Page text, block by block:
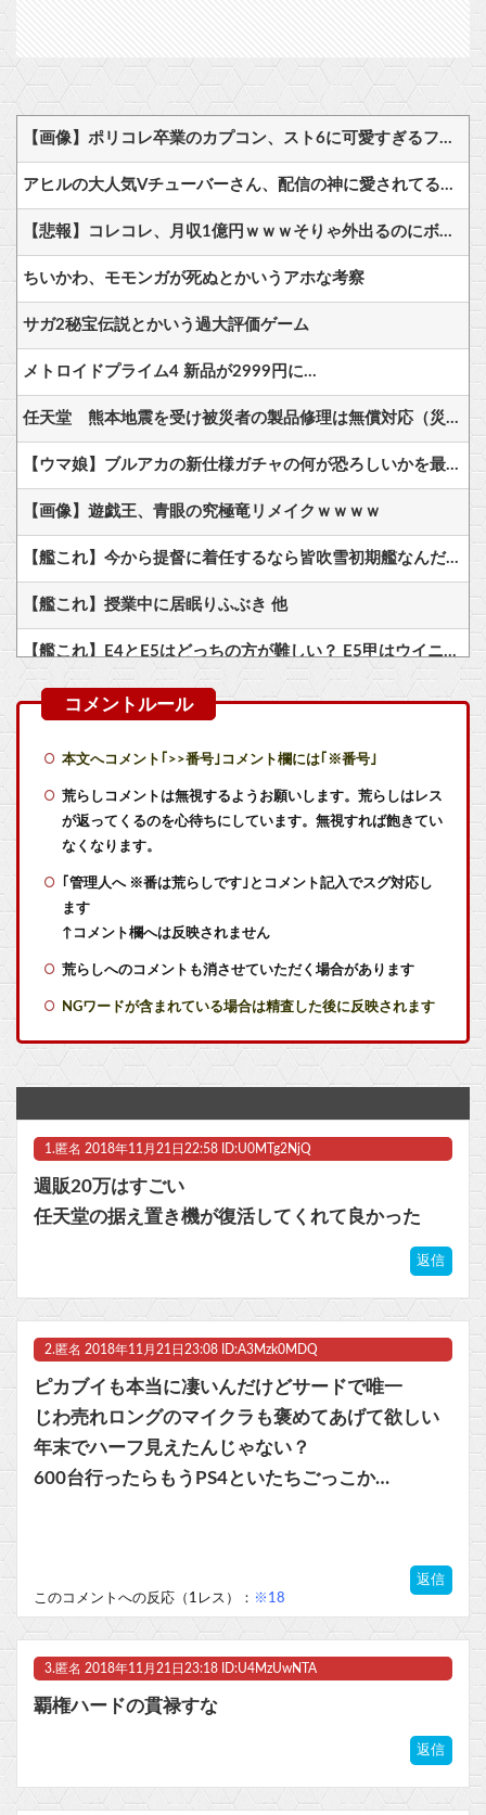
【画像】ポリコレ卒業のカプコン、スト6に可愛すぎるフィリピン人キャラ実装！
アヒルの大人気Vチューバーさん、配信の神に愛されてるとしか思えない確率の偏りｗ
【悲報】コレコレ、月収1億円ｗｗｗそりゃ外出るのにボディガードつけるわ…
ちいかわ、モモンガが死ぬとかいうアホな考察
サガ2秘宝伝説とかいう過大評価ゲーム
メトロイドプライム4 新品が2999円に…
任天堂 熊本地震を受け被災者の製品修理は無償対応（災害救助法適用地域） 義援金5000万円寄付
【ウマ娘】ブルアカの新仕様ガチャの何が恐ろしいかを最近のウマ娘ガチャに例えると…地獄だな？
【画像】遊戯王、青眼の究極竜リメイクｗｗｗｗ
【艦これ】今から提督に着任するなら皆吹雪初期艦なんだろうか
【艦これ】授業中に居眠りふぶき 他
【艦これ】E4とE5はどっちの方が難しい？ E5甲はウイニングランって聞いたんだけど
【艦これ】ヴァトールはなんて呼べばいいんだろうね
【悲報】 マーベラス、無事テンセントに捨てられて終わる
同級生が食われた………。
【悲報】 ピカチュウが大量に半額
『ソニックレーシング クロスワールド』8/7本日より「レジェンドコンペ ラウンド7」が開催！参加者には「ソニックサマーステッカー」プレゼント
【アズールレーン】グッスマ上海「大鳳：プライベート・クォーターズVer.」フィギュア【原型公開】他
【悲報】Z世代「求刑7年のジャンポケ斎藤は口封じに被害者殺した方が量刑軽かっただろ」←1万いいね他
花宮初奈さん、バンドリで早くも大人気ｗｗｗｗ他
【ウマ娘】バッドイベントの中でもサボり癖だけは許さん
マスク 十兆円を失う‥投資家「アメリカ党？バカかコイツw」
ビットコイン再び1600万円へ。ドル円は147円に
本文へコメント｢>>番号｣コメント欄には｢※番号｣
荒らしコメントは無視するようお願いします。荒らしはレス
が返ってくるのを心待ちにしています。無視すれば飽きてい
なくなります。
｢管理人へ ※番は荒らしです｣とコメント記入でスグ対応し
ます
↑コメント欄へは反映されません
荒らしへのコメントも消させていただく場合があります
NGワードが含まれている場合は精査した後に反映されます
1. 匿名 2018年11月21日22:58 ID:U0MTg2NjQ
週販20万はすごい
任天堂の据え置き機が復活してくれて良かった
返信
2. 匿名 2018年11月21日23:08 ID:A3Mzk0MDQ
ピカブイも本当に凄いんだけどサードで唯一
じわ売れロングのマイクラも褒めてあげて欲しい
年末でハーフ見えたんじゃない？
600台行ったらもうPS4といたちごっこか…
返信
このコメントへの反応（1レス）： ※18
3. 匿名 2018年11月21日23:18 ID:U4MzUwNTA
覇権ハードの貫禄すな
返信